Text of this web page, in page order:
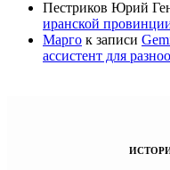
Пестриков Юрий
иранской
Марго к записи
ассистент для